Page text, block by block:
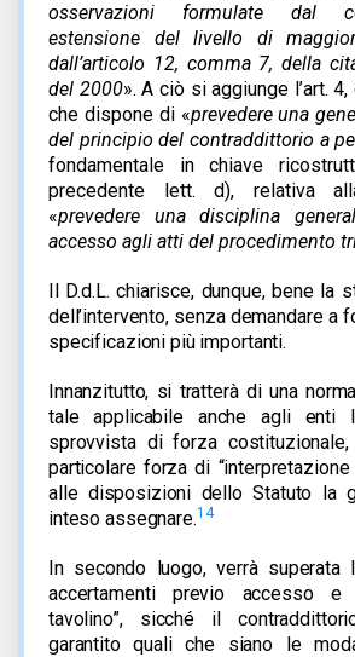
osservazioni formulate dal
estensione del livello di
dall’articolo 12, comma 7, della
del 2000». A ciò si aggiunge l’art.
che dispone di «prevedere una
del principio del contraddittorio a
fondamentale in chiave
precedente lett. d), relativa
«prevedere una disciplina
accesso agli atti del procedimento
Il D.d.L. chiarisce, dunque, bene la
dell’intervento, senza demandare a
specificazioni più importanti.
Innanzitutto, si tratterà di una
tale applicabile anche agli enti
sprovvista di forza
particolare forza di “interpretazione
alle disposizioni dello Statuto la
inteso assegnare.14
In secondo luogo, verrà superata
accertamenti previo accesso e
tavolino”, sicché il
garantito quali che siano le